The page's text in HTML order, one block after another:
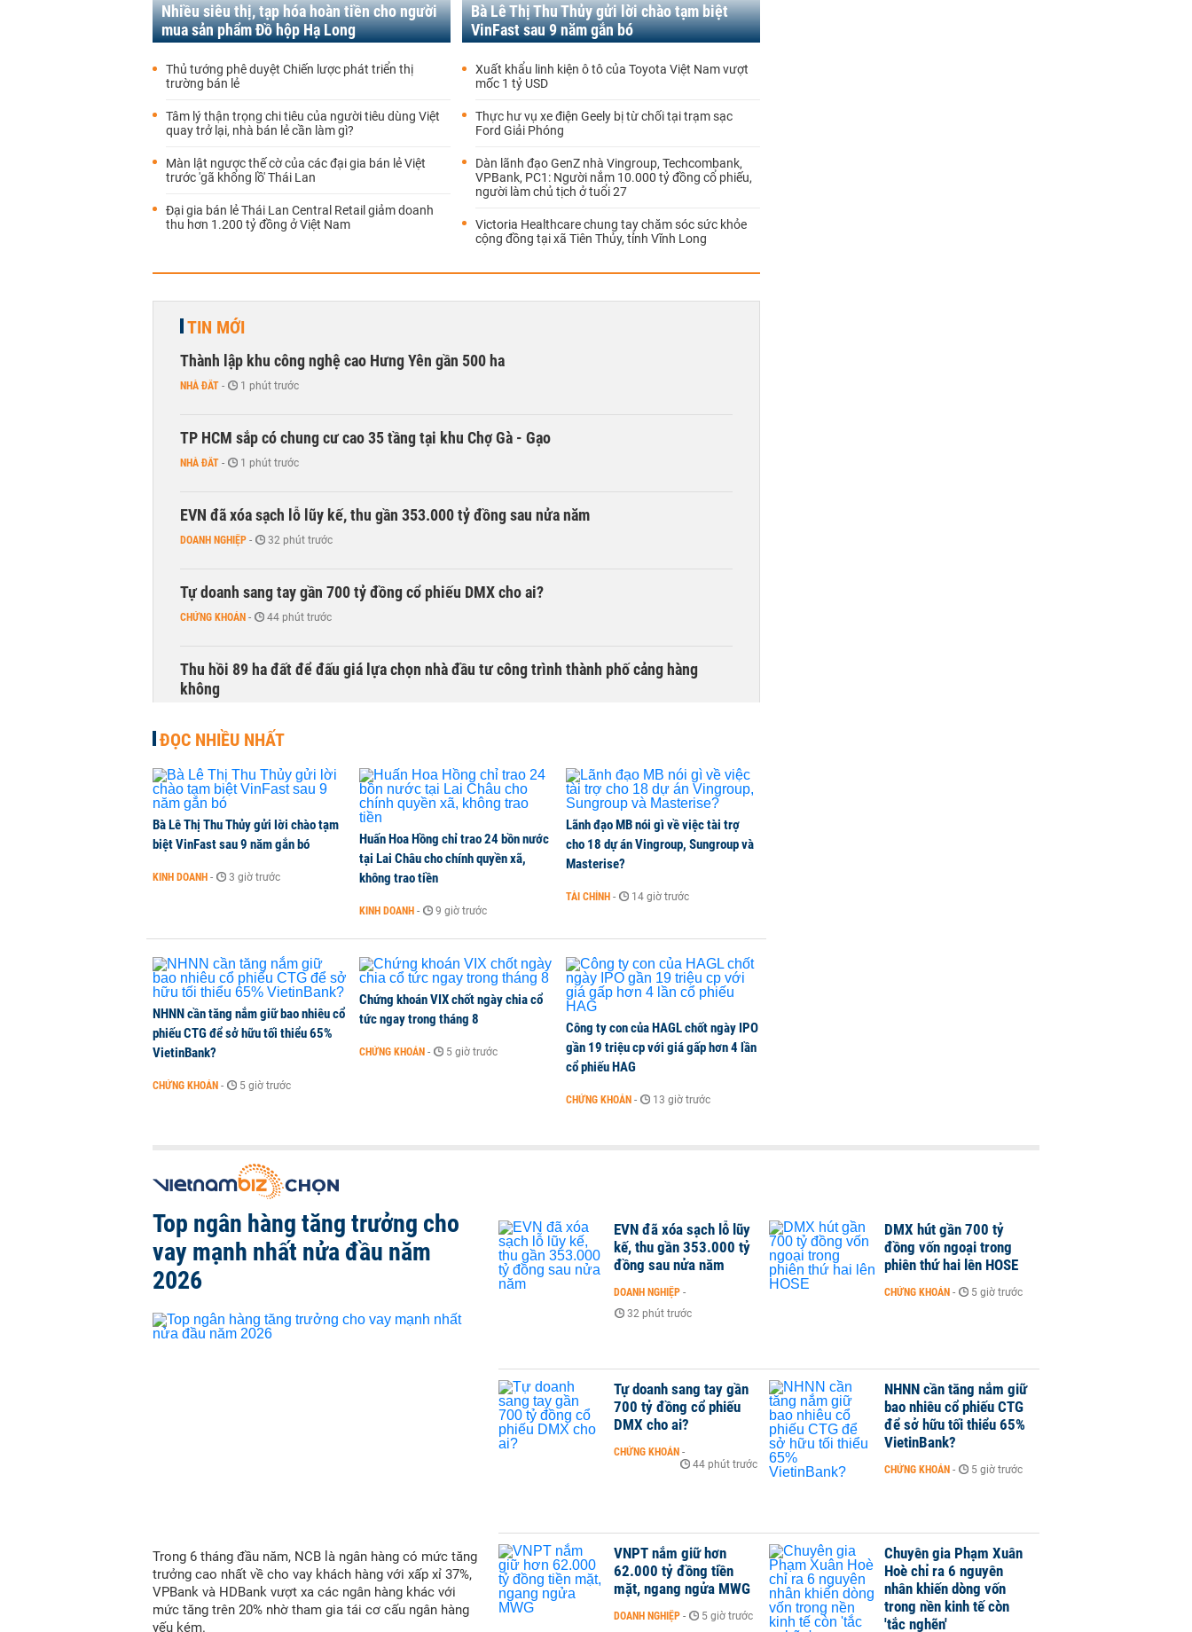
Nhiều siêu thị, tạp hóa hoàn tiền cho người
mua sản phẩm Đồ hộp Hạ Long
Thủ tướng phê duyệt Chiến lược phát triển thị
trường bán lẻ
Tâm lý thận trọng chi tiêu của người tiêu dùng Việt
quay trở lại, nhà bán lẻ cần làm gì?
Màn lật ngược thế cờ của các đại gia bán lẻ Việt
trước 'gã khổng lồ' Thái Lan
Đại gia bán lẻ Thái Lan Central Retail giảm doanh
thu hơn 1.200 tỷ đồng ở Việt Nam
Bà Lê Thị Thu Thủy gửi lời chào tạm biệt
VinFast sau 9 năm gắn bó
Xuất khẩu linh kiện ô tô của Toyota Việt Nam vượt
mốc 1 tỷ USD
Thực hư vụ xe điện Geely bị từ chối tại trạm sạc
Ford Giải Phóng
Dàn lãnh đạo GenZ nhà Vingroup, Techcombank,
VPBank, PC1: Người nắm 10.000 tỷ đồng cổ phiếu,
người làm chủ tịch ở tuổi 27
Victoria Healthcare chung tay chăm sóc sức khỏe
cộng đồng tại xã Tiên Thủy, tỉnh Vĩnh Long
TIN MỚI
Thành lập khu công nghệ cao Hưng Yên gần 500 ha
NHÀ ĐẤT - 1 phút trước
TP HCM sắp có chung cư cao 35 tầng tại khu Chợ Gà - Gạo
NHÀ ĐẤT - 1 phút trước
EVN đã xóa sạch lỗ lũy kế, thu gần 353.000 tỷ đồng sau nửa năm
DOANH NGHIỆP - 32 phút trước
Tự doanh sang tay gần 700 tỷ đồng cổ phiếu DMX cho ai?
CHỨNG KHOÁN - 44 phút trước
Thu hồi 89 ha đất để đấu giá lựa chọn nhà đầu tư công trình thành phố cảng hàng
không
Dòng tiền ngoại bất ngờ trở lại TTCK, ai đã mua vào?
CHỨNG KHOÁN - 1 giờ trước
Kiến nghị đưa người bán hàng online, lao động công trình đóng BHXH bắt buộc
TikToker Khánh Sky, Vua Quạt, Hồ Văn Khoa bị khởi tố
ĐỌC NHIỀU NHẤT
Bà Lê Thị Thu Thủy gửi lời chào tạm
biệt VinFast sau 9 năm gắn bó
KINH DOANH - 3 giờ trước
Huấn Hoa Hồng chỉ trao 24 bồn nước
tại Lai Châu cho chính quyền xã,
không trao tiền
KINH DOANH - 9 giờ trước
Lãnh đạo MB nói gì về việc tài trợ
cho 18 dự án Vingroup, Sungroup và
Masterise?
TÀI CHÍNH - 14 giờ trước
NHNN cần tăng nắm giữ bao nhiêu cổ
phiếu CTG để sở hữu tối thiểu 65%
VietinBank?
CHỨNG KHOÁN - 5 giờ trước
Chứng khoán VIX chốt ngày chia cổ
tức ngay trong tháng 8
CHỨNG KHOÁN - 5 giờ trước
Công ty con của HAGL chốt ngày IPO
gần 19 triệu cp với giá gấp hơn 4 lần
cổ phiếu HAG
CHỨNG KHOÁN - 13 giờ trước
Top ngân hàng tăng trưởng cho
vay mạnh nhất nửa đầu năm
2026
Trong 6 tháng đầu năm, NCB là ngân hàng có mức tăng
trưởng cao nhất về cho vay khách hàng với xấp xỉ 37%,
VPBank và HDBank vượt xa các ngân hàng khác với
mức tăng trên 20% nhờ tham gia tái cơ cấu ngân hàng
yếu kém.
EVN đã xóa sạch lỗ lũy
kế, thu gần 353.000 tỷ
đồng sau nửa năm
DOANH NGHIỆP -
32 phút trước
DMX hút gần 700 tỷ
đồng vốn ngoại trong
phiên thứ hai lên HOSE
CHỨNG KHOÁN - 5 giờ trước
Tự doanh sang tay gần
700 tỷ đồng cổ phiếu
DMX cho ai?
CHỨNG KHOÁN -
44 phút trước
NHNN cần tăng nắm giữ
bao nhiêu cổ phiếu CTG
để sở hữu tối thiểu 65%
VietinBank?
CHỨNG KHOÁN - 5 giờ trước
VNPT nắm giữ hơn
62.000 tỷ đồng tiền
mặt, ngang ngửa MWG
DOANH NGHIỆP - 5 giờ trước
Chuyên gia Phạm Xuân
Hoè chỉ ra 6 nguyên
nhân khiến dòng vốn
trong nền kinh tế còn
'tắc nghẽn'